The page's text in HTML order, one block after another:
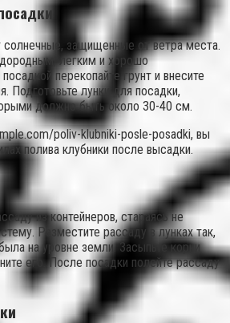
солнечные, защищенные от ветра места.
легким и хорошо
перекопайте грунт и внесите
Подготовьте лунки для посадки,
должно быть около 30-40 см.
poliv-klubniki-posle-posadki, вы
полива клубники после высадки.
из контейнеров, стараясь не
Разместите рассаду в лунках так,
на уровне земли. Засыпьте корни
его. После посадки полейте рассаду